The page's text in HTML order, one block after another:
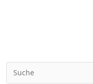
Search for: